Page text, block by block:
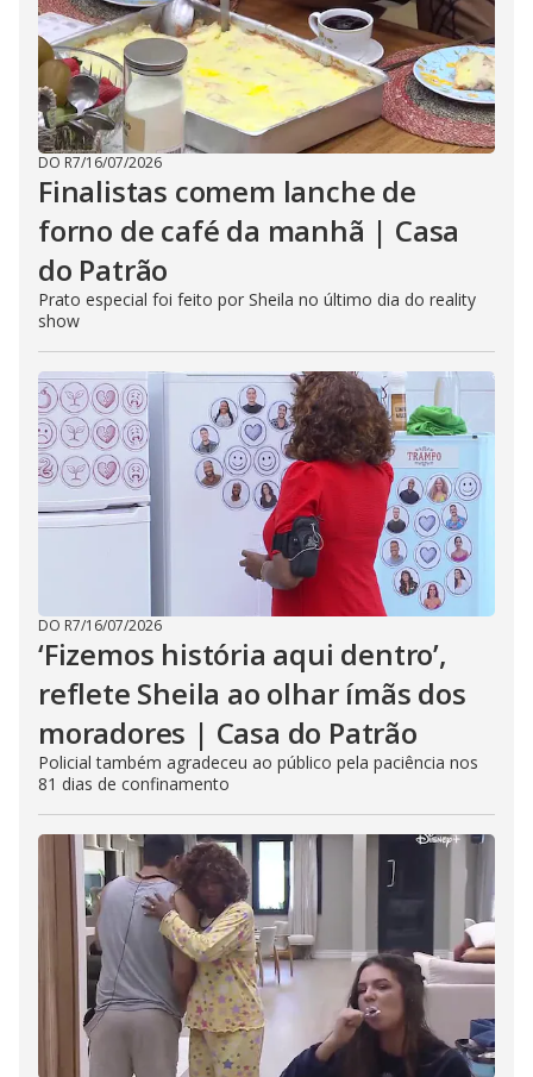
DO R7/16/07/2026
Finalistas comem lanche de
forno de café da manhã | Casa
do Patrão
Prato especial foi feito por Sheila no último dia do reality
show
DO R7/16/07/2026
‘Fizemos história aqui dentro’,
reflete Sheila ao olhar ímãs dos
moradores | Casa do Patrão
Policial também agradeceu ao público pela paciência nos
81 dias de confinamento